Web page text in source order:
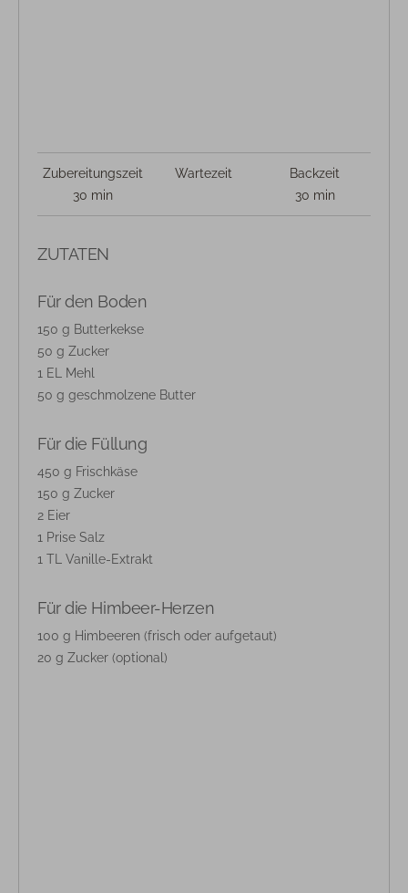
Zubereitungszeit
30 min
Wartezeit
Backzeit
30 min
ZUTATEN
Für den Boden
150 g Butterkekse
50 g Zucker
1 EL Mehl
50 g geschmolzene Butter
Für die Füllung
450 g Frischkäse
150 g Zucker
2 Eier
1 Prise Salz
1 TL Vanille-Extrakt
Für die Himbeer-Herzen
100 g Himbeeren (frisch oder aufgetaut)
20 g Zucker (optional)